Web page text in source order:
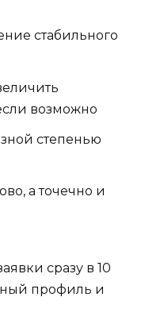
стабильного
возможно
степенью
а точечно и
сразу в 10
профиль и